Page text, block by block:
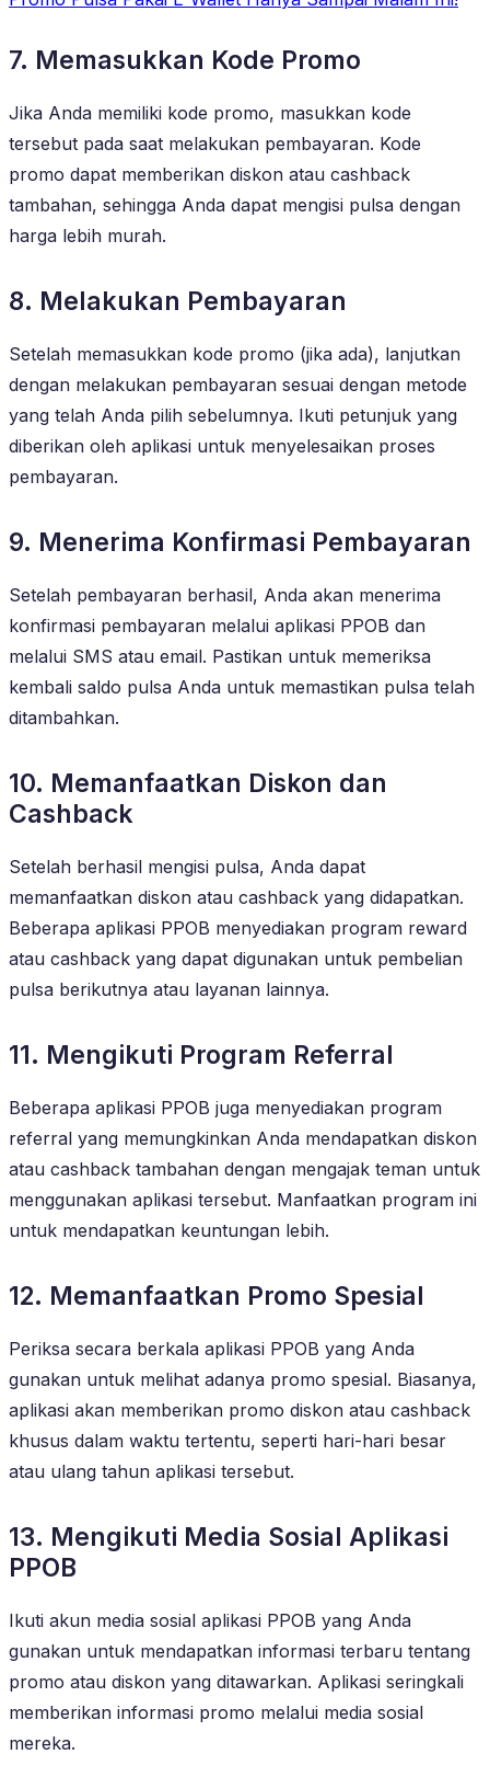
7. Memasukkan Kode Promo
Jika Anda memiliki kode promo, masukkan kode
tersebut pada saat melakukan pembayaran. Kode
promo dapat memberikan diskon atau cashback
tambahan, sehingga Anda dapat mengisi pulsa dengan
harga lebih murah.
8. Melakukan Pembayaran
Setelah memasukkan kode promo (jika ada), lanjutkan
dengan melakukan pembayaran sesuai dengan metode
yang telah Anda pilih sebelumnya. Ikuti petunjuk yang
diberikan oleh aplikasi untuk menyelesaikan proses
pembayaran.
9. Menerima Konfirmasi Pembayaran
Setelah pembayaran berhasil, Anda akan menerima
konfirmasi pembayaran melalui aplikasi PPOB dan
melalui SMS atau email. Pastikan untuk memeriksa
kembali saldo pulsa Anda untuk memastikan pulsa telah
ditambahkan.
10. Memanfaatkan Diskon dan
Cashback
Setelah berhasil mengisi pulsa, Anda dapat
memanfaatkan diskon atau cashback yang didapatkan.
Beberapa aplikasi PPOB menyediakan program reward
atau cashback yang dapat digunakan untuk pembelian
pulsa berikutnya atau layanan lainnya.
11. Mengikuti Program Referral
Beberapa aplikasi PPOB juga menyediakan program
referral yang memungkinkan Anda mendapatkan diskon
atau cashback tambahan dengan mengajak teman untuk
menggunakan aplikasi tersebut. Manfaatkan program ini
untuk mendapatkan keuntungan lebih.
12. Memanfaatkan Promo Spesial
Periksa secara berkala aplikasi PPOB yang Anda
gunakan untuk melihat adanya promo spesial. Biasanya,
aplikasi akan memberikan promo diskon atau cashback
khusus dalam waktu tertentu, seperti hari-hari besar
atau ulang tahun aplikasi tersebut.
13. Mengikuti Media Sosial Aplikasi
PPOB
Ikuti akun media sosial aplikasi PPOB yang Anda
gunakan untuk mendapatkan informasi terbaru tentang
promo atau diskon yang ditawarkan. Aplikasi seringkali
memberikan informasi promo melalui media sosial
mereka.